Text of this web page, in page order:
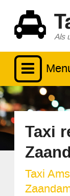
Als
Taxi
Taxi